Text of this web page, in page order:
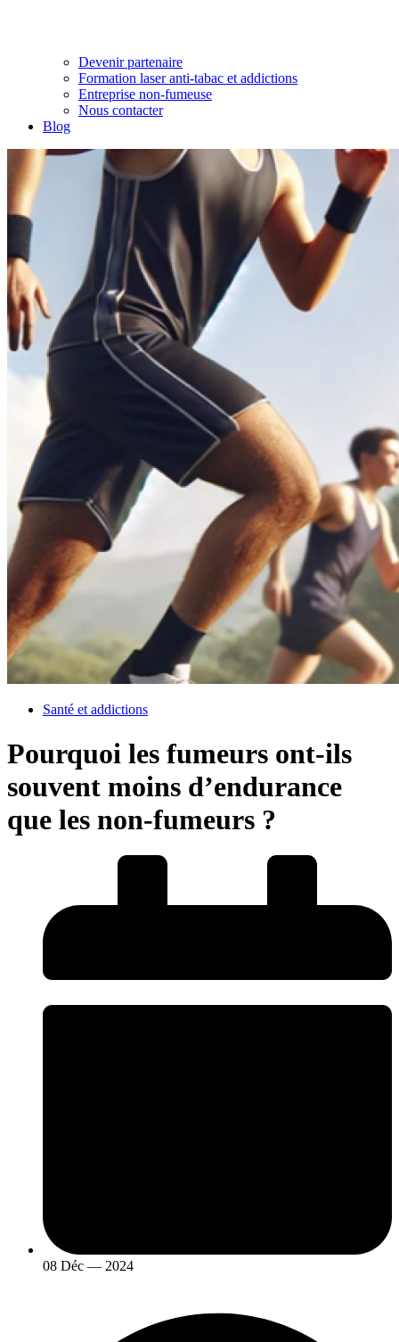
Devenir partenaire
Formation laser anti-tabac et addictions
Entreprise non-fumeuse
Nous contacter
Blog
Santé et addictions
Pourquoi les fumeurs ont-ils
souvent moins d’endurance
que les non-fumeurs ?
08 Déc — 2024